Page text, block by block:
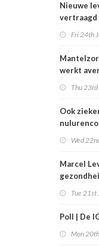
Nieuwe
vertraagd
Fri 24th
werkt
Thu 23rd
Ook
Wed
Marcel
Tue 21st
Poll | De
Mon